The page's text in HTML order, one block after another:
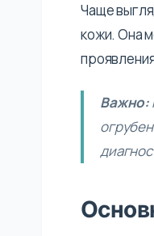
Чаще
кожи. Она
Важно: